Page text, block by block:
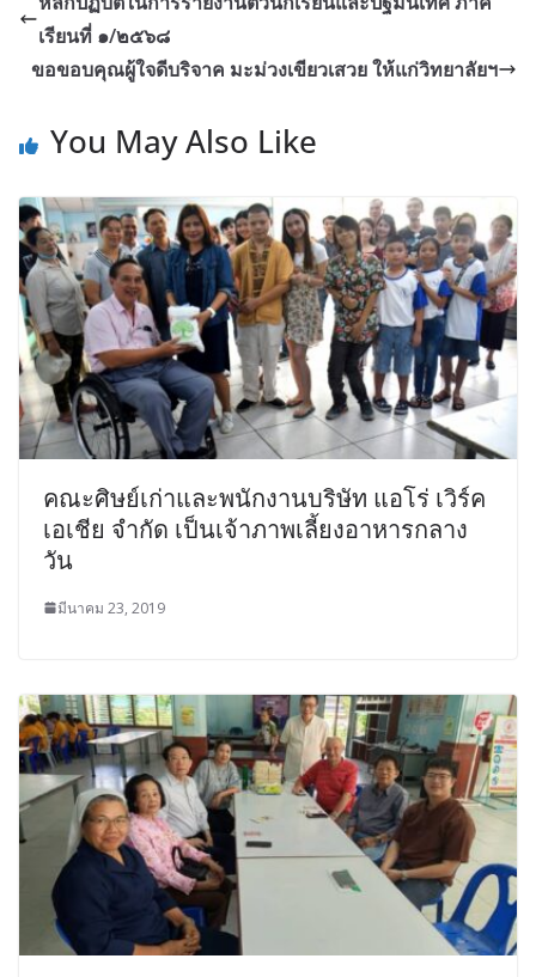
เรียนที่ ๑/๒๕๖๘
ขอขอบคุณผู้ใจดีบริจาค มะม่วงเขียวเสวย ให้แก่วิทยาลัยฯ
You May Also Like
คณะศิษย์เก่าและพนักงานบริษัท แอโร่ เวิร์ค
เอเชีย จำกัด เป็นเจ้าภาพเลี้ยงอาหารกลาง
วัน
มีนาคม 23, 2019